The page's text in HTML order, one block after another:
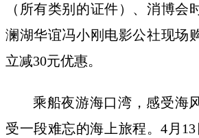
（所有类别的证件）、消博会
澜湖华谊冯小刚电影公社现场
立减30元优惠。
乘船夜游海口湾，感受海
受一段难忘的海上旅程。4月